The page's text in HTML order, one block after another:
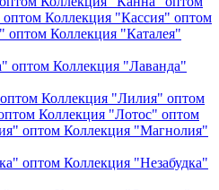
Коллекция "Кассия" оптом
Коллекция "Каталея"
Коллекция "Лаванда"
Коллекция "Лилия" оптом
Коллекция "Лотос" оптом
Коллекция "Магнолия"
Коллекция "Незабудка"